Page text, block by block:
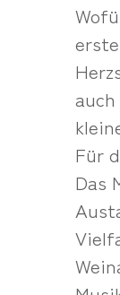
Für
Das